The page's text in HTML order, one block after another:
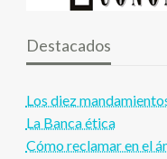
Destacados
Los diez
La Banca ética
Cómo reclamar en el